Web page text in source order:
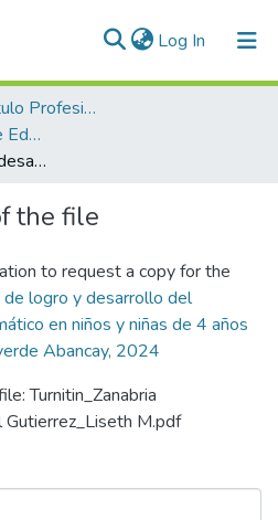
Log In (current)
Licenciatura - Título Profesional
Escuela Profesional de Educación
Motivación de logro y desarrollo del pensamiento lógico matemático en niños y niñas de 4 años en la I.E.I N° 1109 Costa verde Abancay, 2024
the file
to request a copy for the
de logro y desarrollo del
en niños y niñas de 4 años
Abancay, 2024
Turnitin_Zanabria
M.pdf